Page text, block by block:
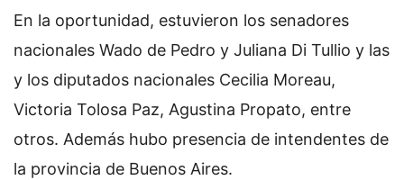
En la oportunidad, estuvieron los senadores
nacionales Wado de Pedro y Juliana Di Tullio y las
y los diputados nacionales Cecilia Moreau,
Victoria Tolosa Paz, Agustina Propato, entre
otros. Además hubo presencia de intendentes de
la provincia de Buenos Aires.